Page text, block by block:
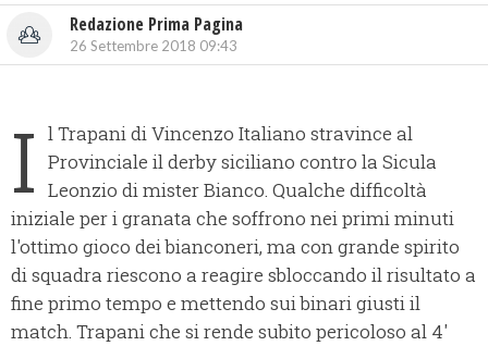
Redazione Prima Pagina
26 Settembre 2018 09:43
I l Trapani di Vincenzo Italiano stravince al
Provinciale il derby siciliano contro la Sicula
Leonzio di mister Bianco. Qualche difficoltà
iniziale per i granata che soffrono nei primi minuti
l'ottimo gioco dei bianconeri, ma con grande spirito
di squadra riescono a reagire sbloccando il risultato a
fine primo tempo e mettendo sui binari giusti il
match. Trapani che si rende subito pericoloso al 4'